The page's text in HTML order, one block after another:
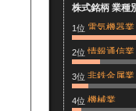
株式銘柄 業種
1位 電気機器業
2位 情報通信業
3位 非鉄金属業
4位 機械業